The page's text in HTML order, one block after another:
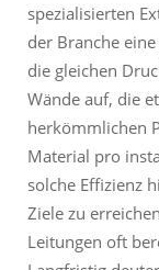
spezialisierten
der Branche
die gleichen
Wände auf, die
herkömmlichen
Material pro
solche Effizienz
Ziele zu
Leitungen oft